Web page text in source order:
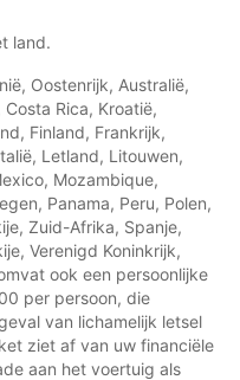
land.
Oostenrijk, Australië,
Rica, Kroatië,
Finland, Frankrijk,
Letland, Litouwen,
Mozambique,
Panama, Peru, Polen,
Zuid-Afrika, Spanje,
Verenigd Koninkrijk,
ook een persoonlijke
per persoon, die
van lichamelijk letsel
ziet af van uw financiële
aan het voertuig als